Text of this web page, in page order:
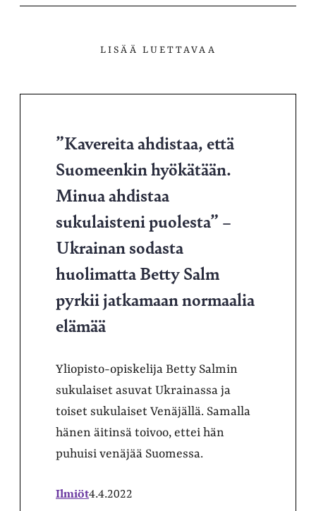
LISÄÄ LUETTAVAA
”Kavereita ahdistaa, että
Suomeenkin hyökätään.
Minua ahdistaa
sukulaisteni puolesta” –
Ukrainan sodasta
huolimatta Betty Salm
pyrkii jatkamaan normaalia
elämää
Yliopisto-opiskelija Betty Salmin
sukulaiset asuvat Ukrainassa ja
toiset sukulaiset Venäjällä. Samalla
hänen äitinsä toivoo, ettei hän
puhuisi venäjää Suomessa.
Ilmiöt4.4.2022